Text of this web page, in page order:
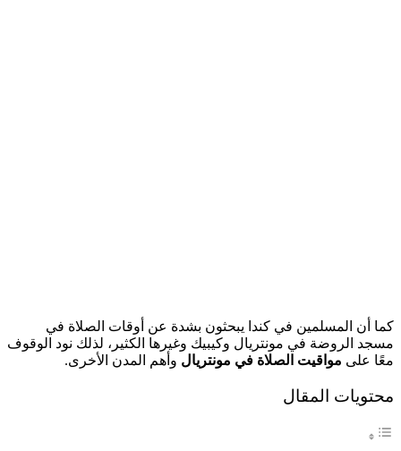
كما أن المسلمين في كندا يبحثون بشدة عن أوقات الصلاة في
مسجد الروضة في مونتريال وكيبيك وغيرها الكثير، لذلك نود الوقوف
معًا على مواقيت الصلاة في مونتريال وأهم المدن الأخرى.
محتويات المقال